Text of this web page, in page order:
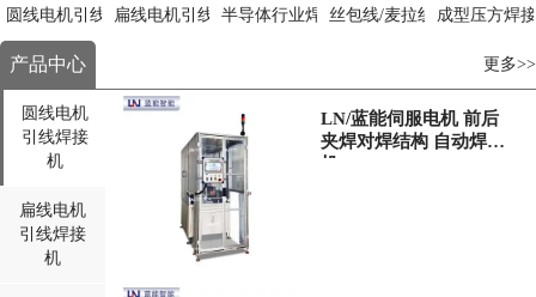
圆线电机引线焊接扁线电机引线焊接半导体行业焊接机丝包线/麦拉线/利兹线焊接
成型压方焊
产品中心 更多>>
圆线电机
引线焊接
机
扁线电机
引线焊接
机
LN/蓝能伺服电机 前后
夹焊对焊结构 自动焊接
机